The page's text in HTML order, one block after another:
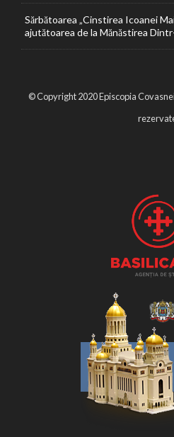
Sărbătoarea „Cinstirea Icoanei
ajutătoarea de la Mănăstirea
© Copyright 2020 Episcopia